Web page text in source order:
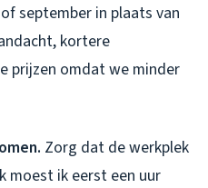
september in plaats van
kortere
prijzen omdat we minder
Zorg dat de werkplek
moest ik eerst een uur